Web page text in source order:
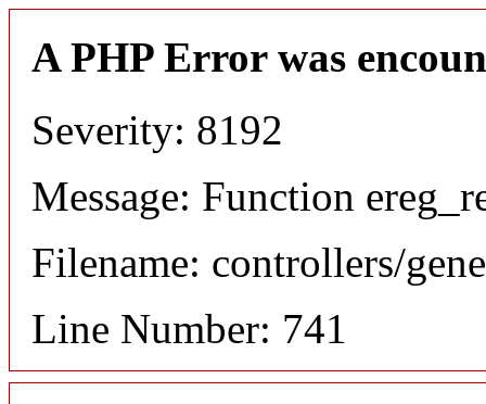
A PHP Error was
Severity: 8192
Message: Function
Filename: controllers/
Line Number: 741